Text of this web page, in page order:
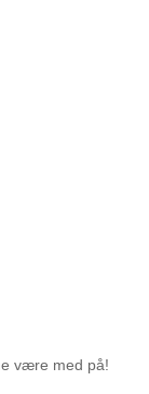
være med på!